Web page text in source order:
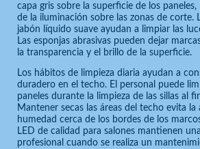
capa gris sobre la superficie de los
de la iluminación sobre las zonas de corte.
jabón líquido suave ayudan a limpiar las
Las esponjas abrasivas pueden dejar
la transparencia y el brillo de la superficie.
Los hábitos de limpieza diaria ayudan a
duradero en el techo. El personal puede
paneles durante la limpieza de las sillas al
Mantener secas las áreas del techo evita
humedad cerca de los bordes de los
LED de calidad para salones mantienen
profesional cuando se realiza un